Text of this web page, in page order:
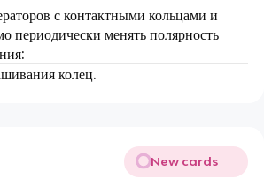
с контактными кольцами и
периодически менять полярность
колец.
New cards